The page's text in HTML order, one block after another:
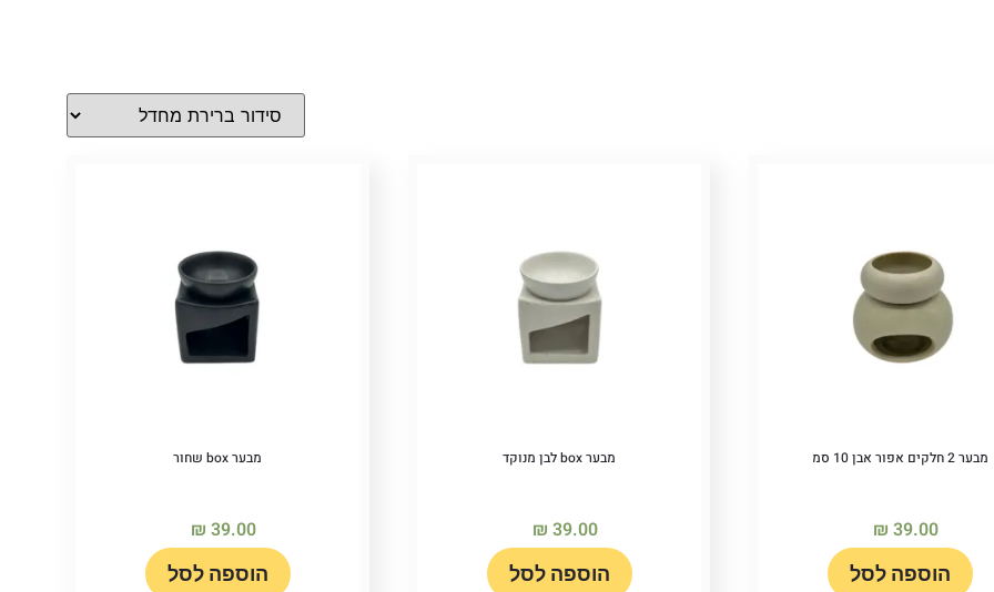
מבער 2 חלקים אפור אבן 10 סמ
₪ 39.00
הוספה לסל
מבער box לבן מנוקד
₪ 39.00
הוספה לסל
מבער box שחור
₪ 39.00
הוספה לסל